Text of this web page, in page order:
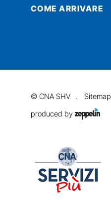
COME ARRIVARE
© CNA SHV Sitemap
produced by